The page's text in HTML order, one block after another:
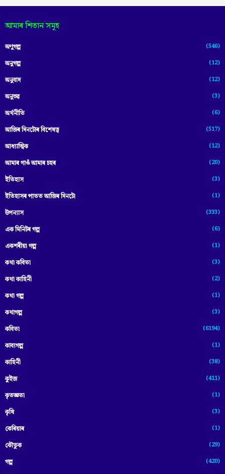
আমাৰ শিতান সমূহ
অণুগল্প (546)
অনুগল্প (12)
অনুবাদ (12)
অনুভৱ (3)
অৰ্থনীতি (6)
আজিৰ দিনটোৰ বিশেষত্ব (517)
আধ্যাত্মিক (12)
আমাৰ গাওঁ আমাৰ চহৰ (20)
ইতিহাস (3)
ইতিহাসৰ পাতত আজিৰ দিনটো (1)
উপন্যাস (333)
এক মিনিটৰ গল্প (6)
একশৰীয়া গল্প (1)
কথা কবিতা (3)
কথা কাহিনী (2)
কথা গল্প (1)
কথাগল্প (3)
কবিতা (6194)
কাব্যগল্প (1)
কাহিনী (38)
কুইজ (411)
কৃতজ্ঞতা (1)
কৃষি (3)
কেৰিয়াৰ (1)
কৌতুক (29)
গল্প (420)